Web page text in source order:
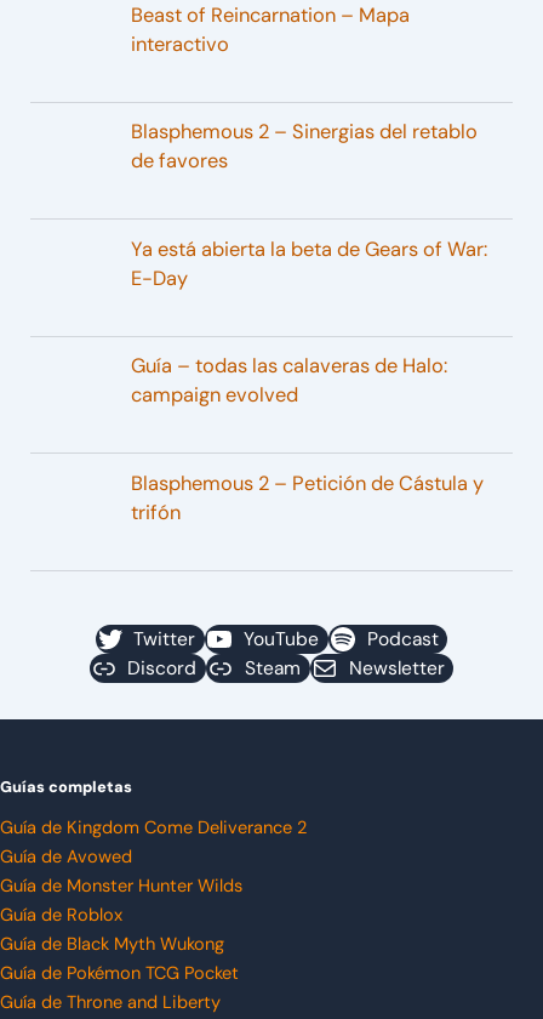
Beast of Reincarnation – Mapa
interactivo
Blasphemous 2 – Sinergias del retablo
de favores
Ya está abierta la beta de Gears of War:
E-Day
Guía – todas las calaveras de Halo:
campaign evolved
Blasphemous 2 – Petición de Cástula y
trifón
Twitter YouTube
Podcast
Discord
Steam Newsletter
Guías completas
Guía de Kingdom Come Deliverance 2
Guía de Avowed
Guía de Monster Hunter Wilds
Guía de Roblox
Guía de Black Myth Wukong
Guía de Pokémon TCG Pocket
Guía de Throne and Liberty